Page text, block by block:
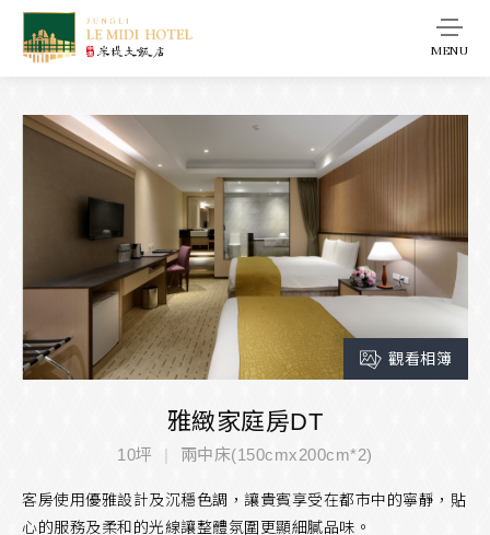
MENU
雅緻家庭房DT
10坪 兩中床(150cmx200cm*2)
客房使用優雅設計及沉穩色調，讓貴賓享受在都市中的寧靜，貼
心的服務及柔和的光線讓整體氛圍更顯細膩品味。
觀看相簿